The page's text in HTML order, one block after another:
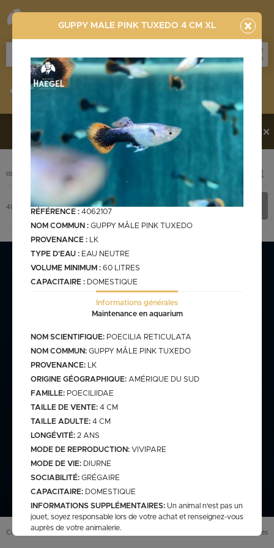
GUPPY MALE PINK TUXEDO 4 CM XL
RÉFÉRENCE : 4062107
NOM COMMUN : GUPPY MÂLE PINK TUXEDO
PROVENANCE : LK
TYPE D'EAU : EAU NEUTRE
VOLUME MINIMUM : 60 LITRES
CAPACITAIRE : DOMESTIQUE
Informations générales
Maintenance en aquarium
NOM SCIENTIFIQUE: POECILIA RETICULATA
NOM COMMUN: GUPPY MÂLE PINK TUXEDO
PROVENANCE: LK
ORIGINE GÉOGRAPHIQUE: AMÉRIQUE DU SUD
FAMILLE: POECILIIDAE
TAILLE DE VENTE: 4 CM
TAILLE ADULTE: 4 CM
LONGÉVITÉ: 2 ANS
MODE DE REPRODUCTION: VIVIPARE
MODE DE VIE: DIURNE
SOCIABILITÉ: GRÉGAIRE
CAPACITAIRE: DOMESTIQUE
INFORMATIONS SUPPLÉMENTAIRES: Un animal n'est pas un
jouet, soyez responsable lors de votre achat et renseignez-vous
auprès de votre animalerie.
Recherche
Vous souhaitez en découvrir davantage ?
Contactez-
nous !
Stocklist complète
FRANCO CUMULABLE AVEC LES POISSONS/ FRANCO
BACTERIES SEULES 100€
koï elv francais
carpe koi sur photo (a
retrouver sur le site
web)
elv pologne
Eau douce
CODE
PHOTO
+ INFOS
4062107 GUPPY MALE PINK TUXEDO 4 cm XL
commande@haegel.fr
Conditions générales de vente (CGV) Mentions légales